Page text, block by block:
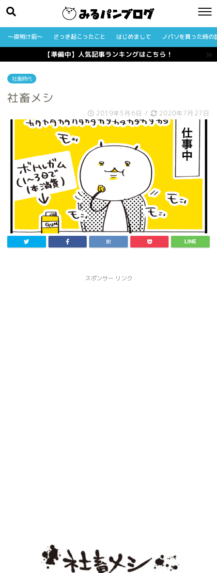
〜夜明け前〜 さっき起こったこと はじめまして ノパソを買った時の
【準備中】人気記事ランキングはこちら！
社畜時代
社畜メシ
2019年5月6日 / 2020年7月27日
スポンサー リンク